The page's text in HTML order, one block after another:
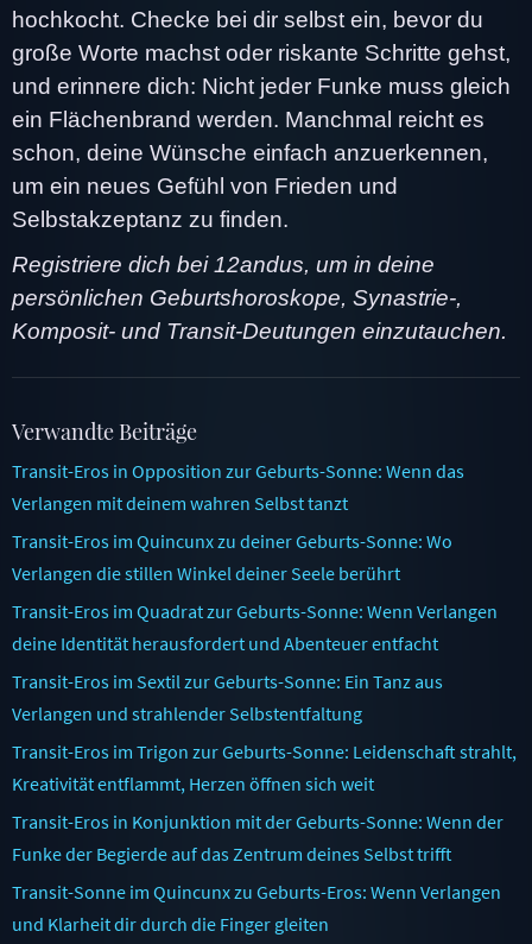
hochkocht. Checke bei dir selbst ein, bevor du
große Worte machst oder riskante Schritte gehst,
und erinnere dich: Nicht jeder Funke muss gleich
ein Flächenbrand werden. Manchmal reicht es
schon, deine Wünsche einfach anzuerkennen,
um ein neues Gefühl von Frieden und
Selbstakzeptanz zu finden.
Registriere dich bei 12andus, um in deine
persönlichen Geburtshoroskope, Synastrie-,
Komposit- und Transit-Deutungen einzutauchen.
Verwandte Beiträge
Transit-Eros in Opposition zur Geburts-Sonne: Wenn das
Verlangen mit deinem wahren Selbst tanzt
Transit-Eros im Quincunx zu deiner Geburts-Sonne: Wo
Verlangen die stillen Winkel deiner Seele berührt
Transit-Eros im Quadrat zur Geburts-Sonne: Wenn Verlangen
deine Identität herausfordert und Abenteuer entfacht
Transit-Eros im Sextil zur Geburts-Sonne: Ein Tanz aus
Verlangen und strahlender Selbstentfaltung
Transit-Eros im Trigon zur Geburts-Sonne: Leidenschaft strahlt,
Kreativität entflammt, Herzen öffnen sich weit
Transit-Eros in Konjunktion mit der Geburts-Sonne: Wenn der
Funke der Begierde auf das Zentrum deines Selbst trifft
Transit-Sonne im Quincunx zu Geburts-Eros: Wenn Verlangen
und Klarheit dir durch die Finger gleiten